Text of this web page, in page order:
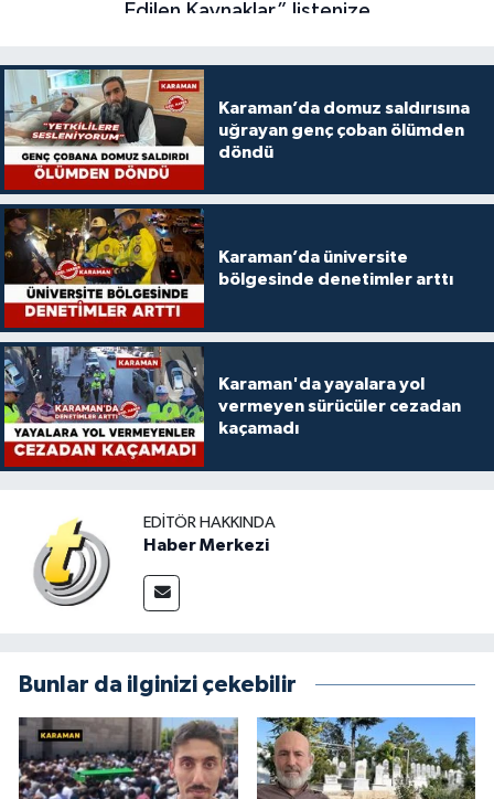
Karaman’da domuz saldırısına
uğrayan genç çoban ölümden
döndü
Karaman’da üniversite
bölgesinde denetimler arttı
Karaman'da yayalara yol
vermeyen sürücüler cezadan
kaçamadı
EDITÖR HAKKINDA
Haber Merkezi
Bunlar da ilginizi çekebilir